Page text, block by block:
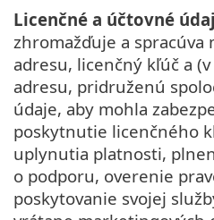
Licenčné a účtovné
zhromažďuje a spracúva
adresu, licenčný kľúč a
adresu, pridruženú
údaje, aby mohla
poskytnutie licenčného
uplynutia platnosti,
o podporu, overenie
poskytovanie svojej